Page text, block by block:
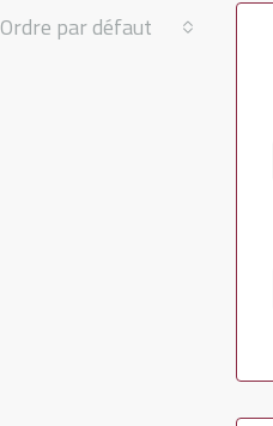
Ordre par défaut